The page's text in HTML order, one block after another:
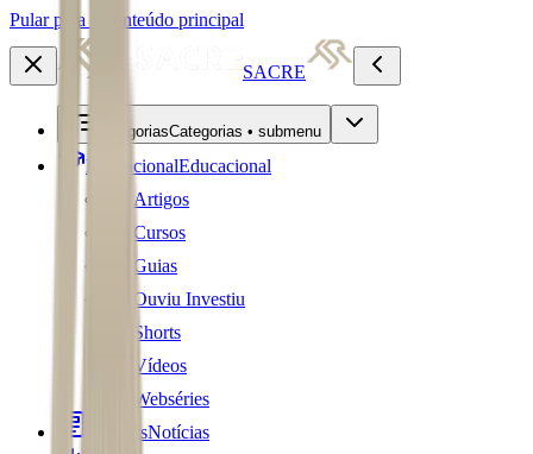
Pular para o conteúdo principal
SACRE
CategoriasCategorias • submenu
EducacionalEducacional
Artigos
Cursos
Guias
Ouviu Investiu
Shorts
Vídeos
Webséries
NotíciasNotícias